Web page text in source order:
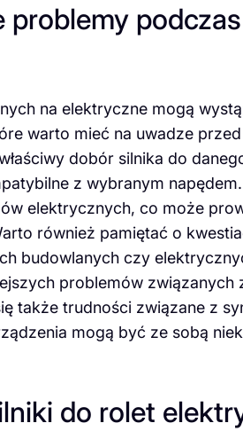
problemy
na elektryczne mogą
warto mieć na uwadze
dobór silnika do
z wybranym
elektrycznych, co może
również pamiętać o
budowlanych czy
problemów związanych
także trudności związane z
mogą być ze sobą
do rolet